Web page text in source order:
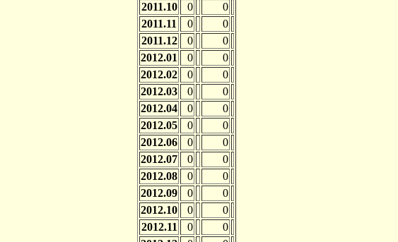
2011.10
0
0
2011.11
0
0
2011.12
0
0
2012.01
0
0
2012.02
0
0
2012.03
0
0
2012.04
0
0
2012.05
0
0
2012.06
0
0
2012.07
0
0
2012.08
0
0
2012.09
0
0
2012.10
0
0
2012.11
0
0